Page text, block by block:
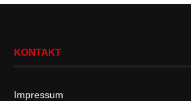
KONTAKT
Impressum